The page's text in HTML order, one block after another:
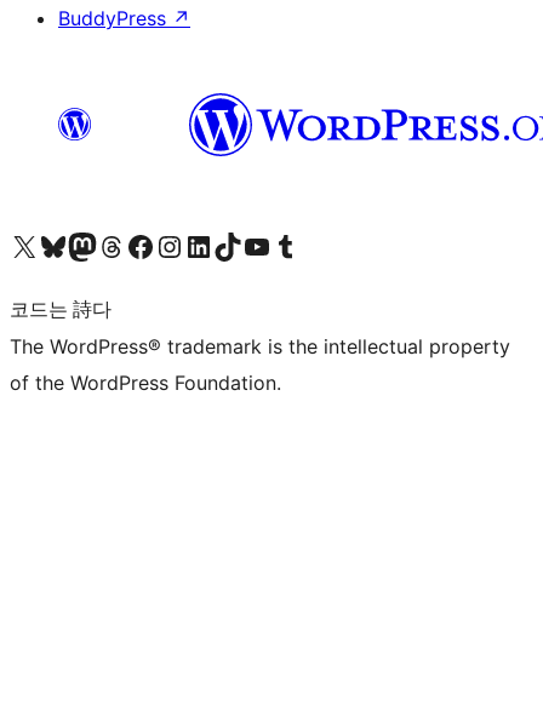
BuddyPress ↗
X(이전 트위터) 계정 방문하기블루스카이 계정 방문하기마스토돈 계정 방문하기스레드 계정 방문하기 페이스북 페이지 방문하기인스타그램 계정 방문하기 LinkedIn 계정 방문하기틱톡 계정 방문하기유튜브 채널 방문하기 텀블러 계정 방문하기
코드는 詩다
The WordPress® trademark is the intellectual property
of the WordPress Foundation.